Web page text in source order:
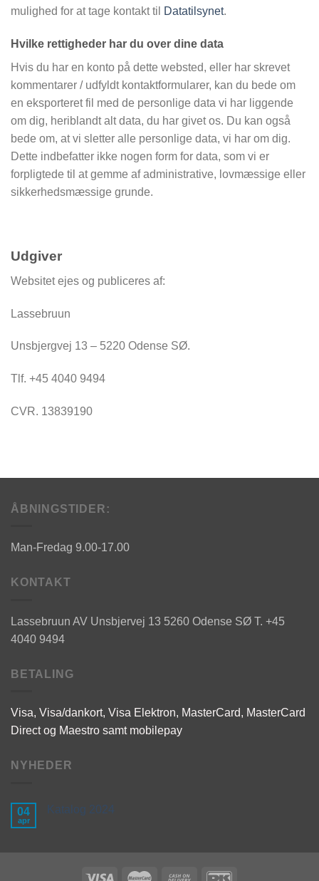
mulighed for at tage kontakt til
Datatilsynet.
Hvilke rettigheder har du over dine data
Hvis du har en konto på dette websted, eller har skrevet
kommentarer / udfyldt kontaktformularer, kan du bede om
en eksporteret fil med de personlige data vi har liggende
om dig, heriblandt alt data, du har givet os. Du kan også
bede om, at vi sletter alle personlige data, vi har om dig.
Dette indbefatter ikke nogen form for data, som vi er
forpligtede til at gemme af administrative, lovmæssige eller
sikkerhedsmæssige grunde.
Udgiver
Websitet ejes og publiceres af:
Lassebruun
Unsbjergvej 13 – 5220 Odense SØ.
Tlf. +45 4040 9494
CVR. 13839190
ÅBNINGSTIDER:
Man-Fredag 9.00-17.00
KONTAKT
Lassebruun AV Unsbjervej 13 5260 Odense SØ T. +45
4040 9494
BETALING
Visa, Visa/dankort, Visa Elektron, MasterCard, MasterCard
Direct og Maestro samt mobilepay
NYHEDER
04
apr
Katalog 2024